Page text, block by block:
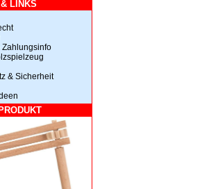
LINKS
Zahlungsinfo
& Sicherheit